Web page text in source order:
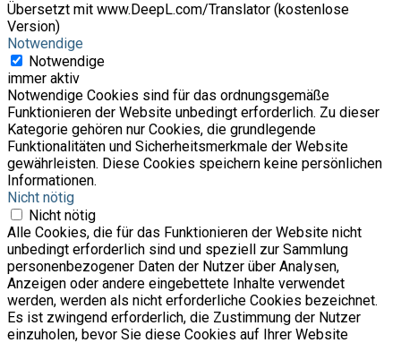
Übersetzt mit www.DeepL.com/Translator (kostenlose
Version)
Notwendige
Notwendige
immer aktiv
Notwendige Cookies sind für das ordnungsgemäße
Funktionieren der Website unbedingt erforderlich. Zu dieser
Kategorie gehören nur Cookies, die grundlegende
Funktionalitäten und Sicherheitsmerkmale der Website
gewährleisten. Diese Cookies speichern keine persönlichen
Informationen.
Nicht nötig
Nicht nötig
Alle Cookies, die für das Funktionieren der Website nicht
unbedingt erforderlich sind und speziell zur Sammlung
personenbezogener Daten der Nutzer über Analysen,
Anzeigen oder andere eingebettete Inhalte verwendet
werden, werden als nicht erforderliche Cookies bezeichnet.
Es ist zwingend erforderlich, die Zustimmung der Nutzer
einzuholen, bevor Sie diese Cookies auf Ihrer Website